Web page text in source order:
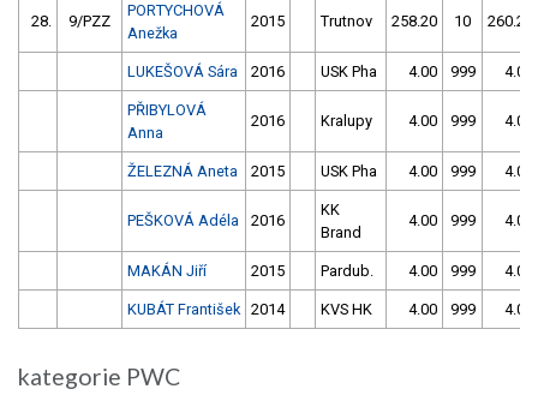
28. 9/PZZ
PORTYCHOVÁ
Anežka
2015 Trutnov 258.20 10 260.20
LUKEŠOVÁ Sára 2016 USK Pha 4.00 999 4.00
PŘIBYLOVÁ
Anna
2016 Kralupy 4.00 999 4.00
ŽELEZNÁ Aneta 2015 USK Pha 4.00 999 4.00
PEŠKOVÁ Adéla 2016
KK
Brand
4.00 999 4.00
MAKÁN Jiří 2015 Pardub. 4.00 999 4.00
KUBÁT František 2014 KVS HK 4.00 999 4.00
kategorie PWC